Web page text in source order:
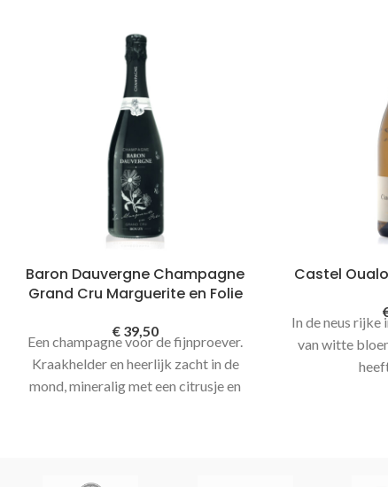
Baron Dauvergne Champagne
Grand Cru Marguerite en Folie
€39,50
Een champagne voor de fijnproever.
Kraakhelder en heerlijk zacht in de
mond, mineralig met een citrusje en
Castel
In de neus rijke
van witte